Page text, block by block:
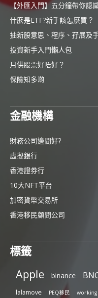
【外匯入門】五分鐘帶你認
什麼是ETF?新手該怎麼買？
抽新股意思、程序、孖展及
投資新手入門懶人包
月供股票好唔好？
保險知多啲
金融機構
財務公司邊間好?
虛擬銀行
香港證券行
10大NFT平台
加密貨幣交易所
香港移民顧問公司
標籤
Apple binance
lalamove PEQ移民